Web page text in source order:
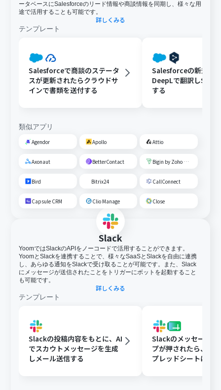
ータベースにSalesforceのリード情報や商談情報を同期し、様々な用
途で活用することも可能です。
詳しくみる
テンプレート
Salesforceで商談のステータ
スが更新されたらクラウドサ
インで書類を送付する
Salesforceの新規リ
DeepLで翻訳しSlack
する
類似アプリ
Agendor Apollo Attio
Axonaut BetterContact Bigin by Zoho CRM
Bird Bitrix24 CallConnect
Capsule CRM Clio Manage Close
Slack
YoomではSlackのAPIをノーコードで活用することができます。
YoomとSlackを連携することで、様々なSaaSとSlackを自由に連携
し、あらゆる通知をSlackで受け取ることが可能です。また、Slack
にメッセージが送信されたことをトリガーにボットを起動すること
も可能です。
詳しくみる
テンプレート
Slackの投稿内容をもとに、AI
でスカウトメッセージを生成
しメール送信する
Slackのメッセージに
プが押されたら、
プレッドシートにメ